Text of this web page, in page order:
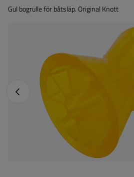
Gul bogrulle för båtsläp. Original Knott
Föregående foto